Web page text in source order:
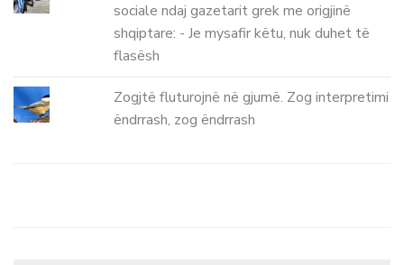
sociale ndaj gazetarit grek me origjinë
shqiptare: - Je mysafir këtu, nuk duhet të
flasësh
Zogjtë fluturojnë në gjumë. Zog interpretimi
ëndrrash, zog ëndrrash